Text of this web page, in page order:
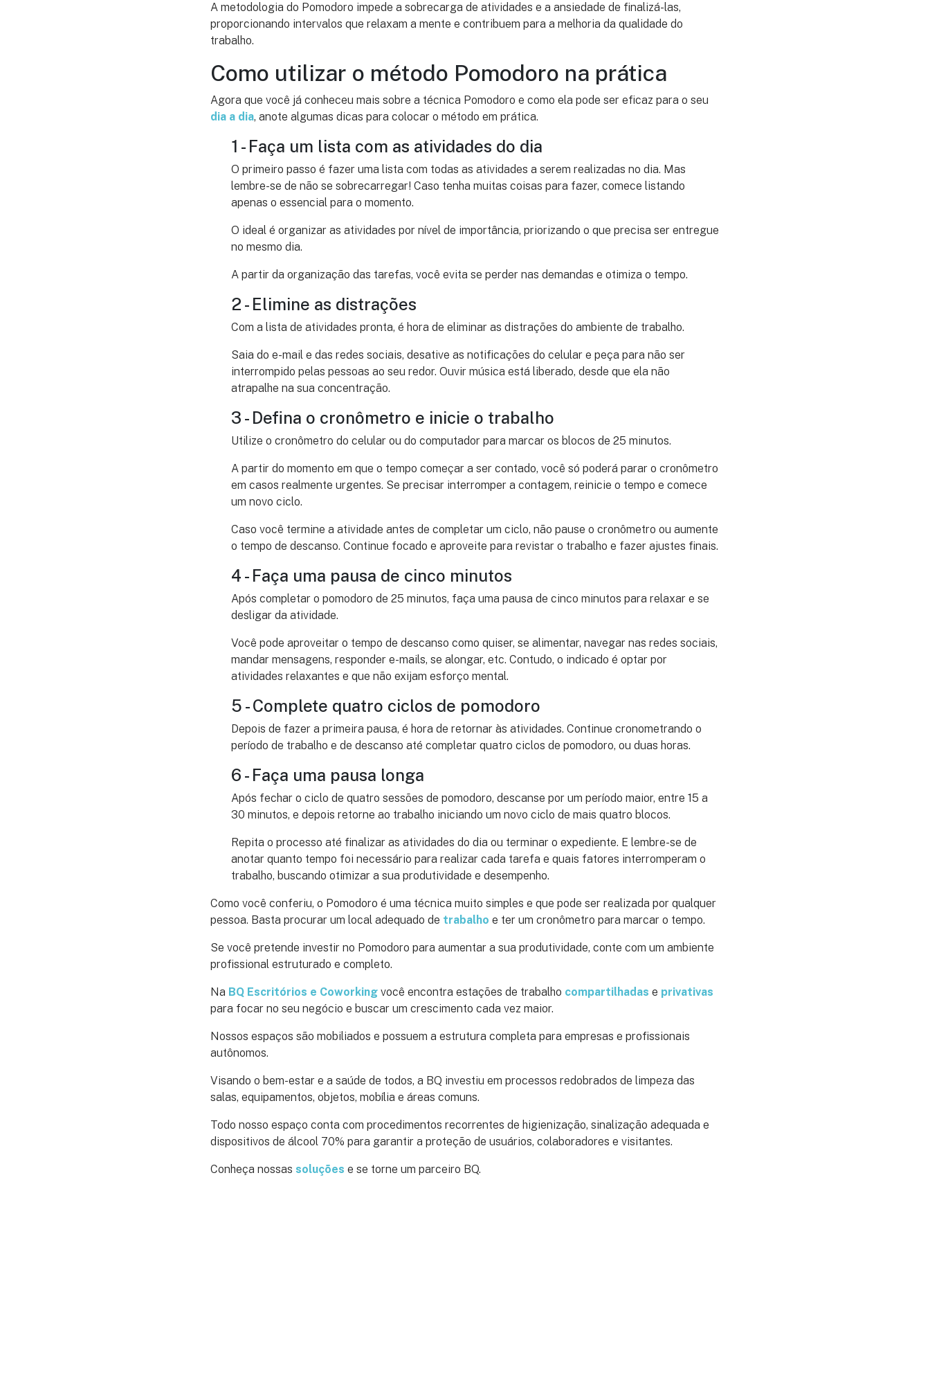
A metodologia do Pomodoro impede a sobrecarga de atividades e a ansiedade de finalizá-las,
proporcionando intervalos que relaxam a mente e contribuem para a melhoria da qualidade do
trabalho.
Como utilizar o método Pomodoro na prática
Agora que você já conheceu mais sobre a técnica Pomodoro e como ela pode ser eficaz para o seu
dia a dia, anote algumas dicas para colocar o método em prática.
1 - Faça um lista com as atividades do dia
O primeiro passo é fazer uma lista com todas as atividades a serem realizadas no dia. Mas
lembre-se de não se sobrecarregar! Caso tenha muitas coisas para fazer, comece listando
apenas o essencial para o momento.
O ideal é organizar as atividades por nível de importância, priorizando o que precisa ser entregue
no mesmo dia.
A partir da organização das tarefas, você evita se perder nas demandas e otimiza o tempo.
2 - Elimine as distrações
Com a lista de atividades pronta, é hora de eliminar as distrações do ambiente de trabalho.
Saia do e-mail e das redes sociais, desative as notificações do celular e peça para não ser
interrompido pelas pessoas ao seu redor. Ouvir música está liberado, desde que ela não
atrapalhe na sua concentração.
3 - Defina o cronômetro e inicie o trabalho
Utilize o cronômetro do celular ou do computador para marcar os blocos de 25 minutos.
A partir do momento em que o tempo começar a ser contado, você só poderá parar o cronômetro
em casos realmente urgentes. Se precisar interromper a contagem, reinicie o tempo e comece
um novo ciclo.
Caso você termine a atividade antes de completar um ciclo, não pause o cronômetro ou aumente
o tempo de descanso. Continue focado e aproveite para revistar o trabalho e fazer ajustes finais.
4 - Faça uma pausa de cinco minutos
Após completar o pomodoro de 25 minutos, faça uma pausa de cinco minutos para relaxar e se
desligar da atividade.
Você pode aproveitar o tempo de descanso como quiser, se alimentar, navegar nas redes sociais,
mandar mensagens, responder e-mails, se alongar, etc. Contudo, o indicado é optar por
atividades relaxantes e que não exijam esforço mental.
5 - Complete quatro ciclos de pomodoro
Depois de fazer a primeira pausa, é hora de retornar às atividades. Continue cronometrando o
período de trabalho e de descanso até completar quatro ciclos de pomodoro, ou duas horas.
6 - Faça uma pausa longa
Após fechar o ciclo de quatro sessões de pomodoro, descanse por um período maior, entre 15 a
30 minutos, e depois retorne ao trabalho iniciando um novo ciclo de mais quatro blocos.
Repita o processo até finalizar as atividades do dia ou terminar o expediente. E lembre-se de
anotar quanto tempo foi necessário para realizar cada tarefa e quais fatores interromperam o
trabalho, buscando otimizar a sua produtividade e desempenho.
Como você conferiu, o Pomodoro é uma técnica muito simples e que pode ser realizada por qualquer
pessoa. Basta procurar um local adequado de trabalho e ter um cronômetro para marcar o tempo.
Se você pretende investir no Pomodoro para aumentar a sua produtividade, conte com um ambiente
profissional estruturado e completo.
Na BQ Escritórios e Coworking você encontra estações de trabalho compartilhadas e privativas
para focar no seu negócio e buscar um crescimento cada vez maior.
Nossos espaços são mobiliados e possuem a estrutura completa para empresas e profissionais
autônomos.
Visando o bem-estar e a saúde de todos, a BQ investiu em processos redobrados de limpeza das
salas, equipamentos, objetos, mobília e áreas comuns.
Todo nosso espaço conta com procedimentos recorrentes de higienização, sinalização adequada e
dispositivos de álcool 70% para garantir a proteção de usuários, colaboradores e visitantes.
Conheça nossas soluções e se torne um parceiro BQ.